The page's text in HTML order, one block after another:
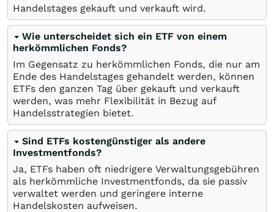
Handelstages gekauft und verkauft wird.
Wie unterscheidet sich ein ETF von einem
herkömmlichen Fonds?
Im Gegensatz zu herkömmlichen Fonds, die nur am
Ende des Handelstages gehandelt werden, können
ETFs den ganzen Tag über gekauft und verkauft
werden, was mehr Flexibilität in Bezug auf
Handelsstrategien bietet.
Sind ETFs kostengünstiger als andere
Investmentfonds?
Ja, ETFs haben oft niedrigere Verwaltungsgebühren
als herkömmliche Investmentfonds, da sie passiv
verwaltet werden und geringere interne
Handelskosten aufweisen.